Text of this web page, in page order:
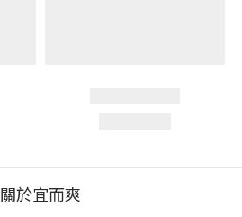
關於宜而爽